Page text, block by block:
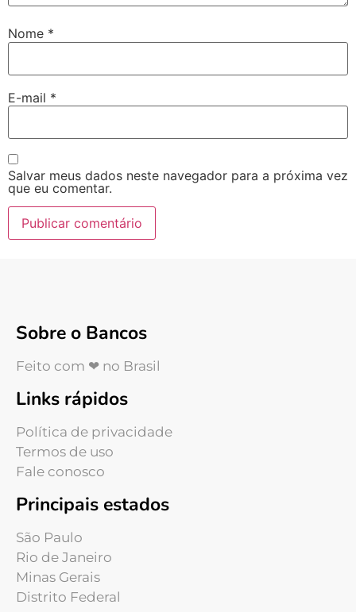
Nome *
E-mail *
Salvar meus dados neste navegador para a próxima vez
que eu comentar.
Sobre o Bancos
Feito com ❤ no Brasil
Links rápidos
Política de privacidade
Termos de uso
Fale conosco
Principais estados
São Paulo
Rio de Janeiro
Minas Gerais
Distrito Federal